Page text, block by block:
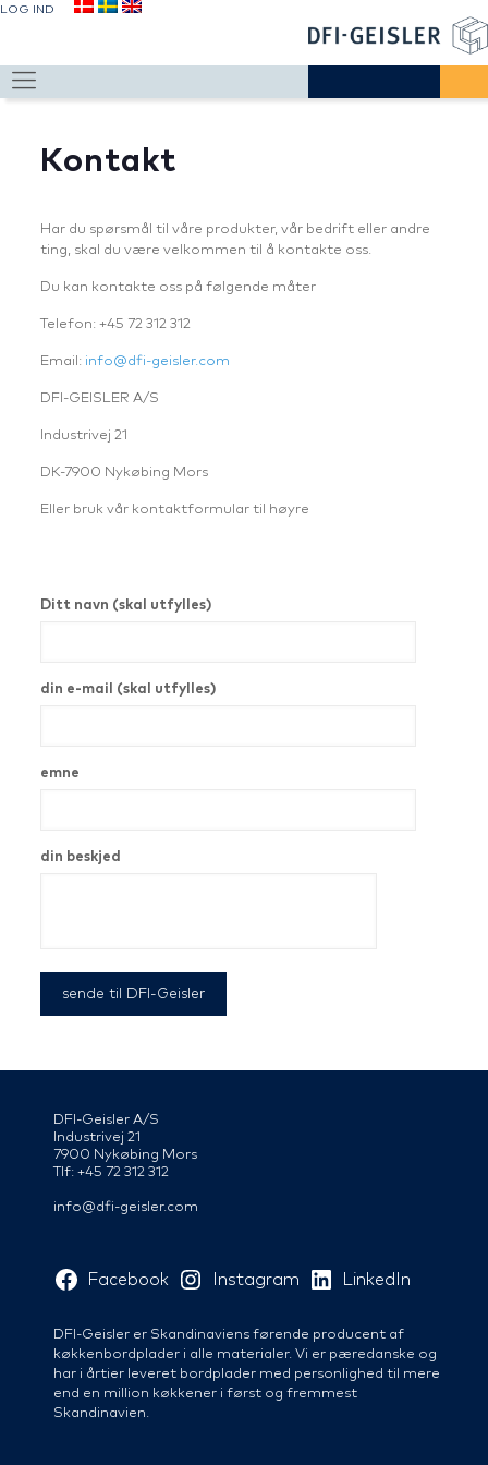
LOG IND
Kontakt
Har du spørsmål til våre produkter, vår bedrift eller andre
ting, skal du være velkommen til å kontakte oss.
Du kan kontakte oss på følgende måter
Telefon: +45 72 312 312
Email: info@dfi-geisler.com
DFI-GEISLER A/S
Industrivej 21
DK-7900 Nykøbing Mors
Eller bruk vår kontaktformular til høyre
Ditt navn (skal utfylles)
din e-mail (skal utfylles)
emne
din beskjed
DFI-Geisler A/S
Industrivej 21
7900 Nykøbing Mors
Tlf: +45 72 312 312
info@dfi-geisler.com
Facebook Instagram LinkedIn
DFI-Geisler er Skandinaviens førende producent af
køkkenbordplader i alle materialer. Vi er pæredanske og
har i årtier leveret bordplader med personlighed til mere
end en million køkkener i først og fremmest
Skandinavien.